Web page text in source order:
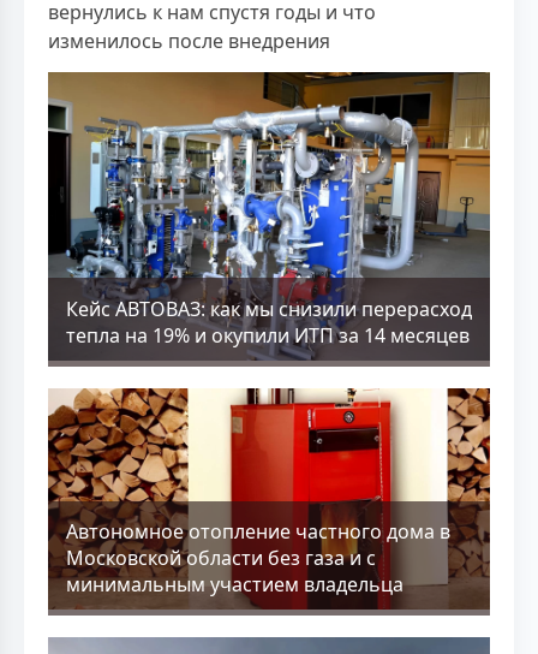
вернулись к нам спустя годы и что
изменилось после внедрения
Кейс АВТОВАЗ: как мы снизили перерасход
тепла на 19% и окупили ИТП за 14 месяцев
Aвтономное отопление частного дома в
Московской области без газа и с
минимальным участием владельца